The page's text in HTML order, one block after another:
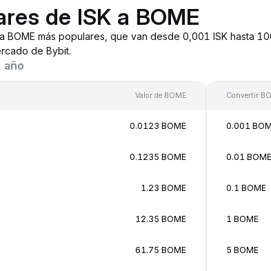
de ISK a BOME
BOME más populares, que van desde 0,001 ISK hasta
de Bybit.
año
Valor de BOME
0.0123 BOME
0.1235 BOME
1.23 BOME
12.35 BOME
61.75 BOME
Convertir
0.001
0.01 BOME
0.1 BOME
1 BOME
5 BOME